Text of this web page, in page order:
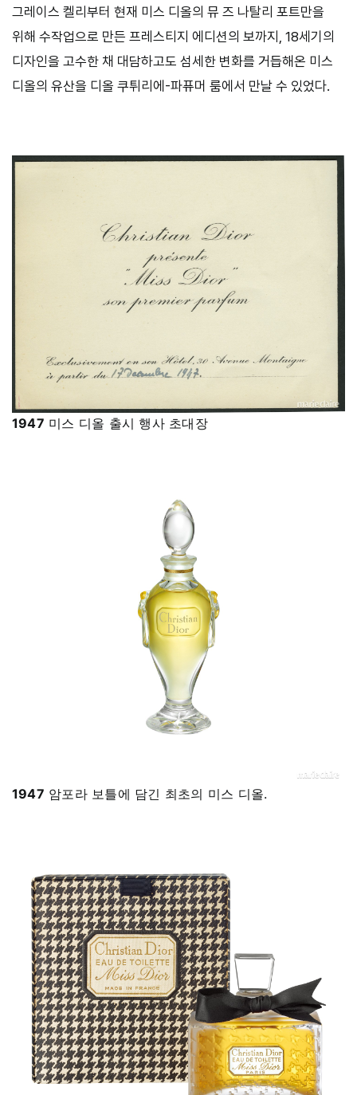
그레이스 켈리부터 현재 미스 디올의 뮤 즈 나탈리 포트만을
위해 수작업으로 만든 프레스티지 에디션의 보까지, 18세기의
디자인을 고수한 채 대담하고도 섬세한 변화를 거듭해온 미스
디올의 유산을 디올 쿠튀리에-파퓨머 룸에서 만날 수 있었다.
1947 미스 디올 출시 행사 초대장
1947 암포라 보틀에 담긴 최초의 미스 디올.